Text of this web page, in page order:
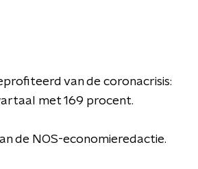
van de coronacrisis:
met 169 procent.
de NOS-economieredactie.